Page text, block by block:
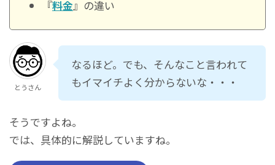
『料金』の違い
とうさん
なるほど。でも、そんなこと言われて
もイマイチよく分からないな・・・
そうですよね。
では、具体的に解説していますね。